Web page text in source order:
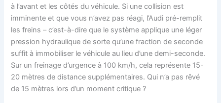
à l’avant et les côtés du véhicule. Si une collision est
imminente et que vous n’avez pas réagi, l’Audi pré-remplit
les freins – c’est-à-dire que le système applique une léger
pression hydraulique de sorte qu’une fraction de seconde
suffit à immobiliser le véhicule au lieu d’une demi-seconde.
Sur un freinage d’urgence à 100 km/h, cela représente 15-
20 mètres de distance supplémentaires. Qui n’a pas rêvé
de 15 mètres lors d’un moment critique ?